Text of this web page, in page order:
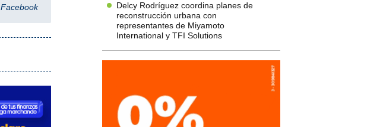
Facebook
Delcy Rodríguez coordina planes de
reconstrucción urbana con
representantes de Miyamoto
International y TFI Solutions